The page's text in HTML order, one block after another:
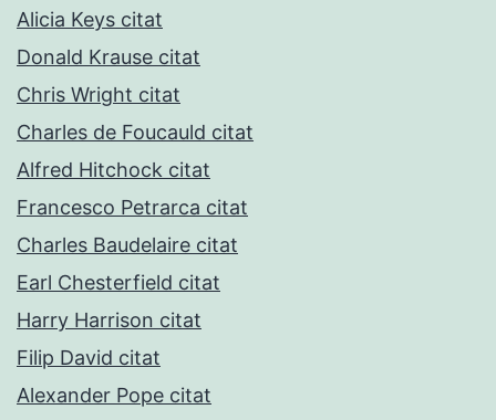
Alicia Keys citat
Donald Krause citat
Chris Wright citat
Charles de Foucauld citat
Alfred Hitchock citat
Francesco Petrarca citat
Charles Baudelaire citat
Earl Chesterfield citat
Harry Harrison citat
Filip David citat
Alexander Pope citat